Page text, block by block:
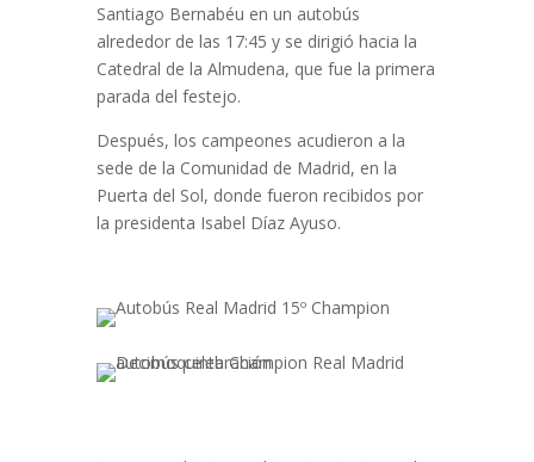
Santiago Bernabéu en un autobús
alrededor de las 17:45 y se dirigió hacia la
Catedral de la Almudena, que fue la primera
parada del festejo.
Después, los campeones acudieron a la
sede de la Comunidad de Madrid, en la
Puerta del Sol, donde fueron recibidos por
la presidenta Isabel Díaz Ayuso.